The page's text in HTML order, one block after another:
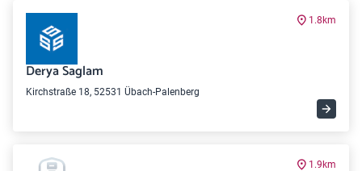
1.8km
Derya Saglam
Kirchstraße 18, 52531 Übach-Palenberg
1.9km